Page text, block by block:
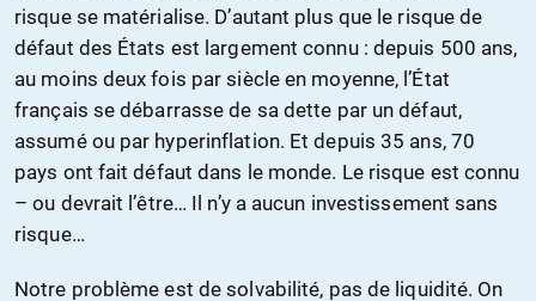
risque se matérialise. D’autant plus que le risque de
défaut des États est largement connu : depuis 500 ans,
au moins deux fois par siècle en moyenne, l’État
français se débarrasse de sa dette par un défaut,
assumé ou par hyperinflation. Et depuis 35 ans, 70
pays ont fait défaut dans le monde. Le risque est connu
– ou devrait l’être… Il n’y a aucun investissement sans
risque…
Notre problème est de solvabilité, pas de liquidité. On